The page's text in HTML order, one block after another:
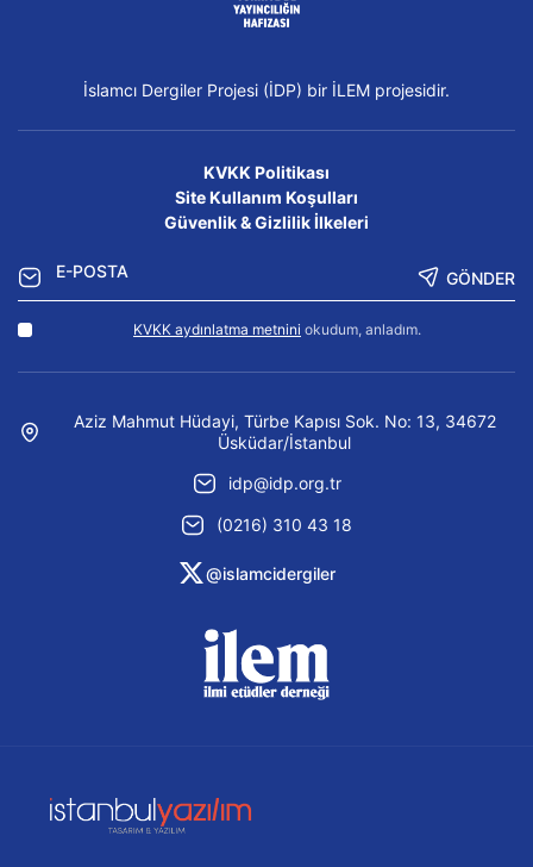
İslamcı Dergiler Projesi (İDP) bir İLEM projesidir.
KVKK Politikası
Site Kullanım Koşulları
Güvenlik & Gizlilik İlkeleri
GÖNDER
KVKK aydınlatma metnini okudum, anladım.
Aziz Mahmut Hüdayi, Türbe Kapısı Sok. No: 13, 34672
Üsküdar/İstanbul
idp@idp.org.tr
(0216) 310 43 18
@islamcidergiler